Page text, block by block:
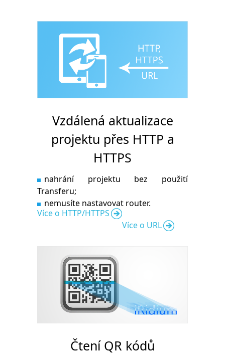
Vzdálená aktualizace
projektu přes HTTP a
HTTPS
nahrání projektu bez použití
Transferu;
nemusíte nastavovat router.
Více o HTTP/HTTPS
Více o URL
Čtení QR kódů